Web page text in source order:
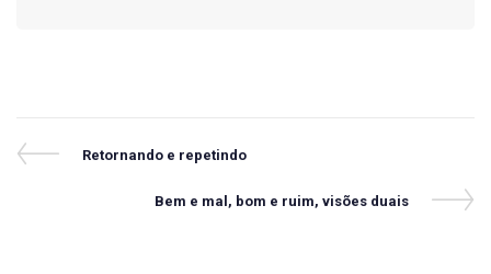
Navegação
Previous
Retornando e repetindo
Next
Bem e mal, bom e ruim, visões duais